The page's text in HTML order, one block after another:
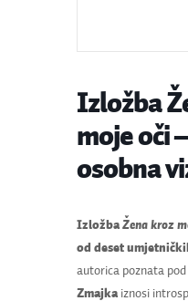
Izložba
moje oči
osobna
Izložba Žena kroz
od deset
autorica poznata pod
Zmajkaiznosi